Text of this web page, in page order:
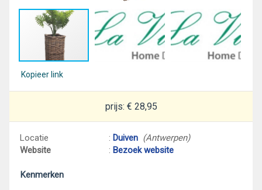
Kopieer link
prijs: € 28,95
Locatie : Duiven (Antwerpen)
Website
: Bezoek website
Kenmerken